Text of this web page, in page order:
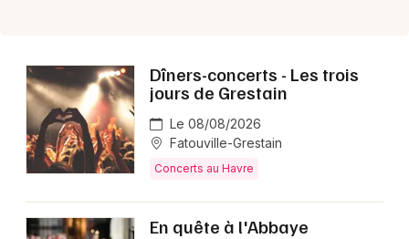
Dîners-concerts - Les trois
jours de Grestain
Le 08/08/2026
Fatouville-Grestain
Concerts au Havre
En quête à l'Abbaye